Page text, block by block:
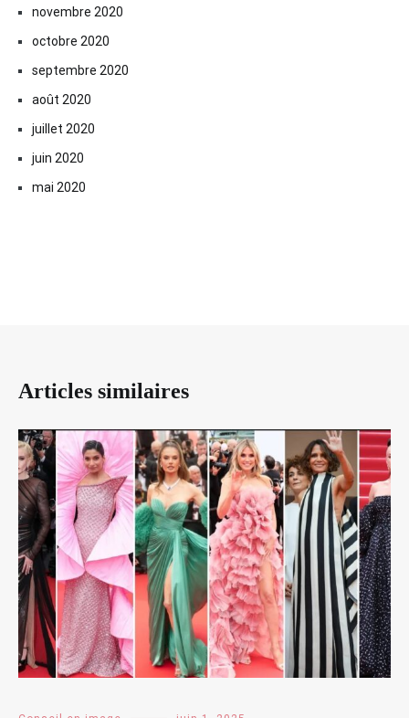
novembre 2020
octobre 2020
septembre 2020
août 2020
juillet 2020
juin 2020
mai 2020
Articles similaires